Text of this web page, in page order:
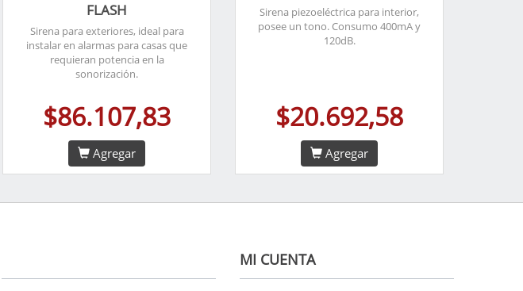
FLASH
Sirena para exteriores, ideal para
instalar en alarmas para casas que
requieran potencia en la
sonorización.
$86.107,83
Agregar
Sirena piezoeléctrica para interior,
posee un tono. Consumo 400mA y
120dB.
$20.692,58
Agregar
MI CUENTA